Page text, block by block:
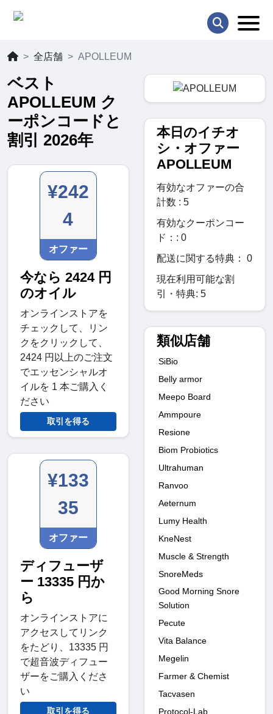
全店舗 APOLLEUM
ベスト
APOLLEUM ク
ーポンコードと
割引 2026年
¥242
4
オファー
今なら 2424 円
のオイル
オンラインストアを
チェックして、リン
クをクリックして、
2424 円以上のご注文
でエッセンシャルオ
イルを 1 本ご購入く
ださい
取引を得る
¥133
35
オファー
ディフューザ
ー 13335 円か
ら
オンラインストアに
アクセスしてリンク
をたどり、13335 円
で超音波ディフュー
ザーをご購入くださ
い
取引を得る
本日のイチオ
シ・オファー
APOLLEUM
有効なオファーの合
計数 : 5
有効なクーポンコー
ド：: 0
配送に関する特典： 0
現在利用可能な割
引・特典: 5
類似店舗
SiBio
Belly armor
Meepo Board
Ammpoure
Resione
Biom Probiotics
Ultrahuman
Ranvoo
Aeternum
Lumy Health
KneNest
Muscle & Strength
SnoreMeds
Good Morning Snore
Solution
Pecute
Vita Balance
Megelin
Farmer & Chemist
Tacvasen
Protocol-Lab